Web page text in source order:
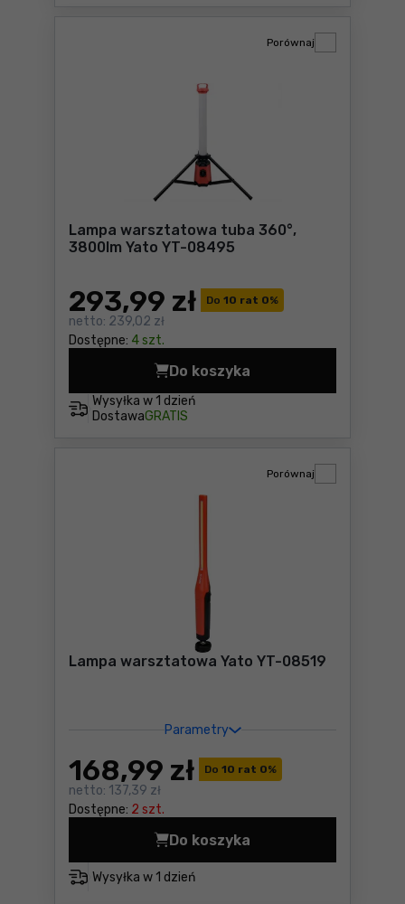
Lampa warsztatowa tuba 360°,
3800lm Yato YT-08495
Do 10 rat 0%
293,99 zł
netto: 239,02 zł
Dostępne: 4 szt.
Porównaj
Wysyłka w 1 dzień
DostawaGRATIS
Do koszyka
Lampa warsztatowa tuba
Lampa warsztatowa Yato YT-08519
Parametry
Do 10 rat 0%
168,99 zł
netto: 137,39 zł
Dostępne: 2 szt.
Porównaj
Wysyłka w 1 dzień
Do koszyka
Lampa warsztatowa Yato